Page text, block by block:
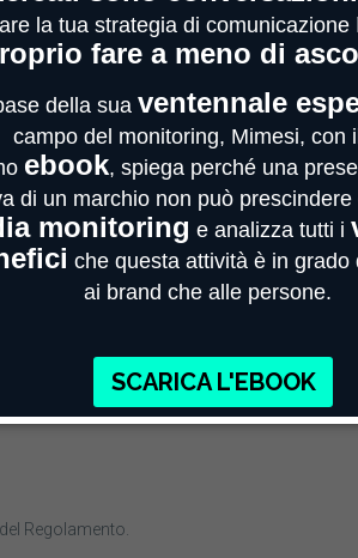
a quanto prescritto dalla normativa
incarichi per lo svolgimento di alcune
esclusivamente a soggetti che
del Trattamento è disponibile in
aziendale dipendente e/o collaboratore
o di regolamento o dalla normativa
Regolamento.